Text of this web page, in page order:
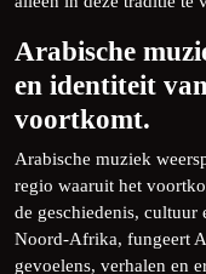
Arabische
en identiteit
voortkomt.
Arabische muziek
regio waaruit het
de geschiedenis, cultuur
Noord-Afrika, fungeert
gevoelens, verhalen en